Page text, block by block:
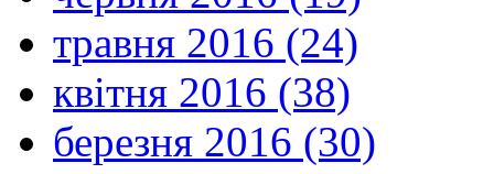
травня 2016 (24)
квітня 2016 (38)
березня 2016 (30)